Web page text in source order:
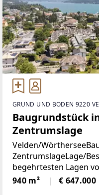
GRUND UND BODEN 9220
Baugrundstück
Zentrumslage
Velden/
ZentrumslageLage/
begehrtesten Lagen
befindet sich dieses
das mit seiner
940 m² € 647.000